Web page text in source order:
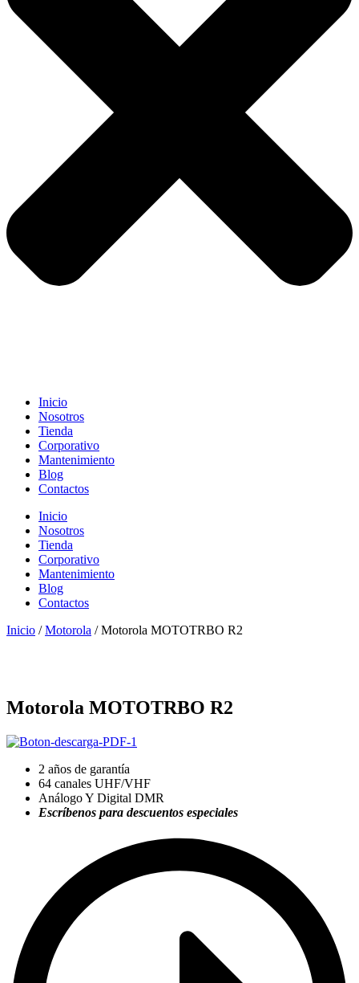
Inicio
Nosotros
Tienda
Corporativo
Mantenimiento
Blog
Contactos
Inicio
Nosotros
Tienda
Corporativo
Mantenimiento
Blog
Contactos
Inicio /Motorola / Motorola MOTOTRBO R2
Motorola MOTOTRBO R2
2 años de garantía
64 canales UHF/VHF
Análogo Y Digital DMR
Escríbenos para descuentos especiales